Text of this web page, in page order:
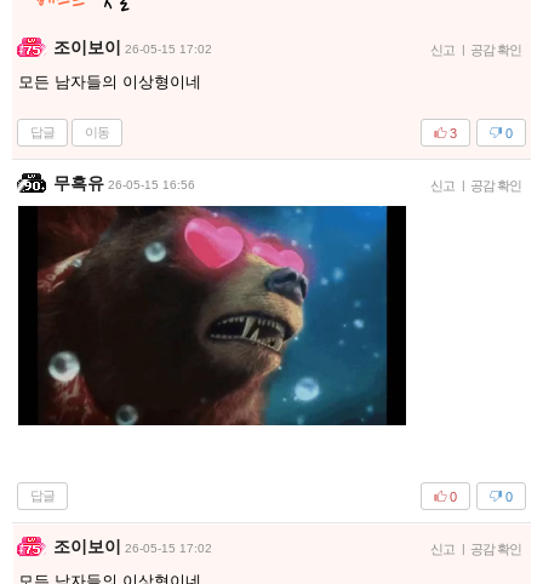
조이보이 26-05-15 17:02 신고 | 공감 확인
모든 남자들의 이상형이네
답글 이동 0
3
무흑유 26-05-15 16:56 신고 | 공감 확인
답글 0
0
조이보이 26-05-15 17:02 신고 | 공감 확인